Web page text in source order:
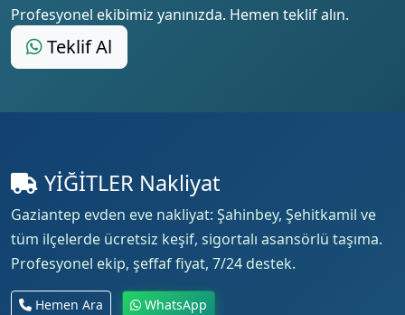
Profesyonel ekibimiz yanınızda. Hemen teklif alın.
Teklif Al
YİĞİTLER Nakliyat
Gaziantep evden eve nakliyat: Şahinbey, Şehitkamil ve
tüm ilçelerde ücretsiz keşif, sigortalı asansörlü taşıma.
Profesyonel ekip, şeffaf fiyat, 7/24 destek.
Hemen Ara WhatsApp